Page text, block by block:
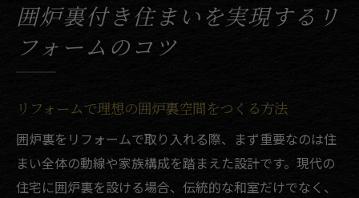
囲炉裏付き住まいを実現するリ
フォームのコツ
リフォームで理想の囲炉裏空間をつくる方法
囲炉裏をリフォームで取り入れる際、まず重要なのは住
まい全体の動線や家族構成を踏まえた設計です。現代の
住宅に囲炉裏を設ける場合、伝統的な和室だけでなく、